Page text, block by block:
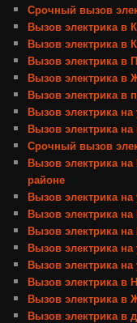
Срочный вызов
Вызов электрика в
Вызов электрика в
Вызов электрика в
Вызов электрика в
Вызов электрика в
Вызов электрика на
Вызов электрика на
Срочный вызов
Вызов электрика
районе
Вызов электрика на
Вызов электрика
Вызов электрика
Вызов электрика на
Вызов электрика
Вызов электрика в
Вызов электрика в
Вызов электрика в